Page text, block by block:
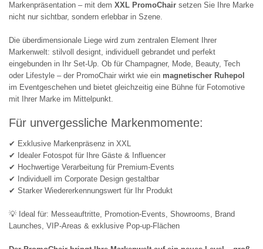
Markenpräsentation – mit dem XXL PromoChair setzen Sie Ihre Marke
nicht nur sichtbar, sondern erlebbar in Szene.
Die überdimensionale Liege wird zum zentralen Element Ihrer
Markenwelt: stilvoll designt, individuell gebrandet und perfekt
eingebunden in Ihr Set-Up. Ob für Champagner, Mode, Beauty, Tech
oder Lifestyle – der PromoChair wirkt wie ein magnetischer Ruhepol
im Eventgeschehen und bietet gleichzeitig eine Bühne für Fotomotive
mit Ihrer Marke im Mittelpunkt.
Für unvergessliche Markenmomente:
✔ Exklusive Markenpräsenz in XXL
✔ Idealer Fotospot für Ihre Gäste & Influencer
✔ Hochwertige Verarbeitung für Premium-Events
✔ Individuell im Corporate Design gestaltbar
✔ Starker Wiedererkennungswert für Ihr Produkt
💡 Ideal für: Messeauftritte, Promotion-Events, Showrooms, Brand
Launches, VIP-Areas & exklusive Pop-up-Flächen